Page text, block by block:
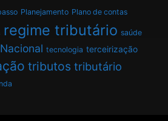
Planejamento Plano de contas
regime tributário saúde
tecnologia terceirização
tributos tributário